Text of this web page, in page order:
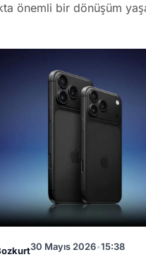
önemli bir dönüşüm
Kamera Krizi: Üretim
30 Mayıs 2026•15:38